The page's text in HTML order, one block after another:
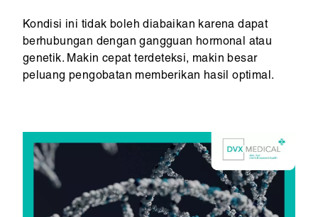
Kondisi ini tidak boleh diabaikan karena dapat
berhubungan dengan gangguan hormonal atau
genetik. Makin cepat terdeteksi, makin besar
peluang pengobatan memberikan hasil optimal.